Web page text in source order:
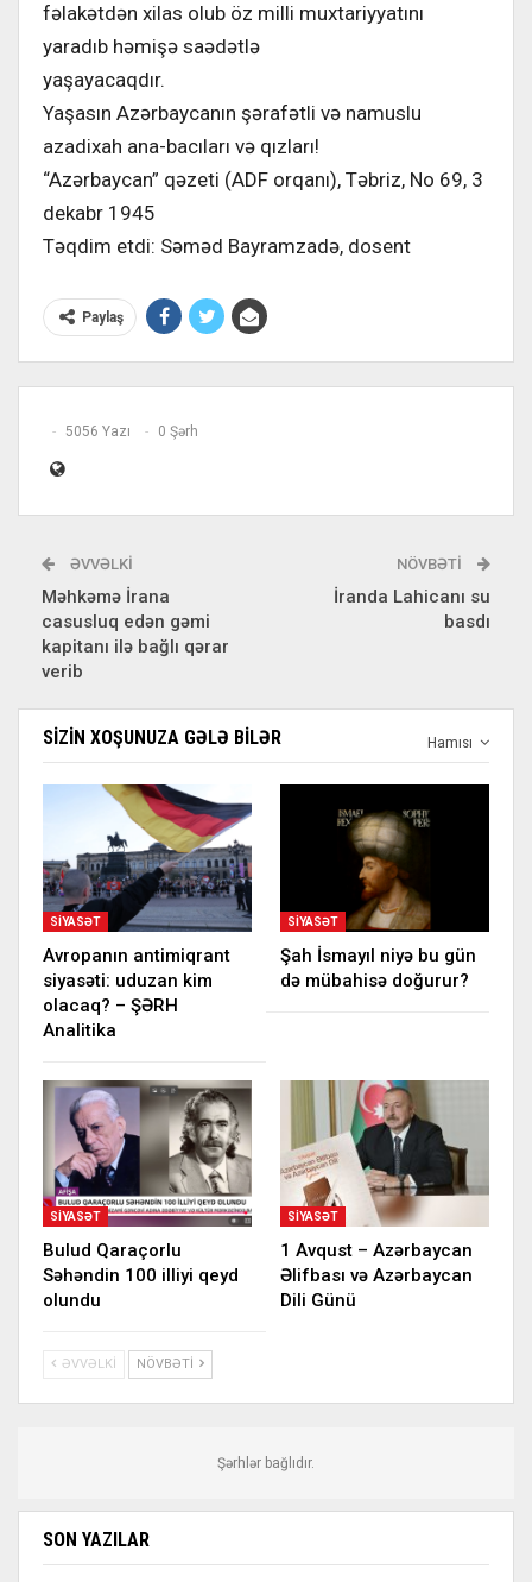
fəlakətdən xilas olub öz milli muxtariyyatını
yaradıb həmişə saədətlə
yaşayacaqdır.
Yaşasın Azərbaycanın şərafətli və namuslu
azadixah ana-bacıları və qızları!
“Azərbaycan” qəzeti (ADF orqanı), Təbriz, No 69, 3
dekabr 1945
Təqdim etdi: Səməd Bayramzadə, dosent
Paylaş
5056 Yazı 0 Şərh
ƏVVƏLKI
Məhkəmə İrana
casusluq edən gəmi
kapitanı ilə bağlı qərar
verib
NÖVBƏTI
İranda Lahicanı su
basdı
Hamısı
SIZIN XOŞUNUZA GƏLƏ BILƏR
SIYASƏT
Avropanın antimiqrant
siyasəti: uduzan kim
olacaq? – ŞƏRH
Analitika
SIYASƏT
Şah İsmayıl niyə bu gün
də mübahisə doğurur?
SIYASƏT
Bulud Qaraçorlu
Səhəndin 100 illiyi qeyd
olundu
SIYASƏT
1 Avqust – Azərbaycan
Əlifbası və Azərbaycan
Dili Günü
ƏVVƏLKI NÖVBƏTI
Şərhlər bağlıdır.
SON YAZILAR